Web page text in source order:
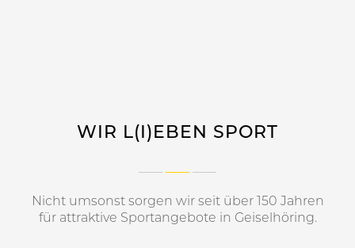
WIR L(I)EBEN SPORT
Nicht umsonst sorgen wir seit über 150 Jahren
für attraktive Sportangebote in Geiselhöring.